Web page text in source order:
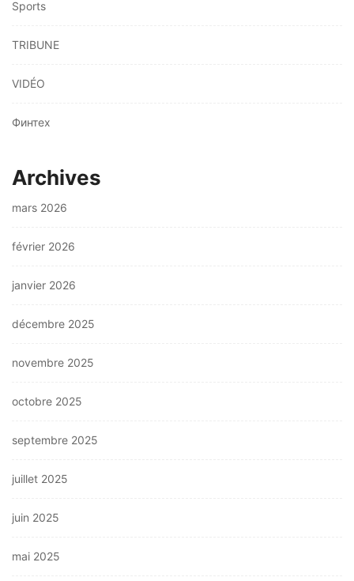
Sports
TRIBUNE
VIDÉO
Финтех
Archives
mars 2026
février 2026
janvier 2026
décembre 2025
novembre 2025
octobre 2025
septembre 2025
juillet 2025
juin 2025
mai 2025